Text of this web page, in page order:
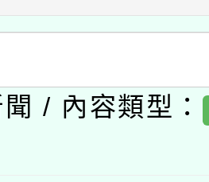
養講師名單
容與教學軟體
委員會函釋公
/ 內容類型：